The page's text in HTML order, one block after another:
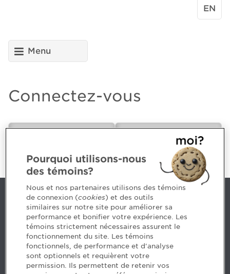
EN
Menu
Connectez-vous
CPA
Nous joindre
514 788-1376 1 800 363-4688 [3033]
emploiCPA@cpaquebec.ca
5, Place Ville Marie, bureau 800, Montréal
(Québec)H3B 2G2
Pourquoi utilisons-nous
des témoins?
Nous et nos partenaires utilisons des témoins
de connexion (cookies) et des outils
similaires sur notre site pour améliorer sa
performance et bonifier votre expérience. Les
témoins strictement nécessaires assurent le
fonctionnement du site. Les témoins
fonctionnels, de performance et d'analyse
sont optionnels et requièrent votre
permission. Ils permettent de retenir vos